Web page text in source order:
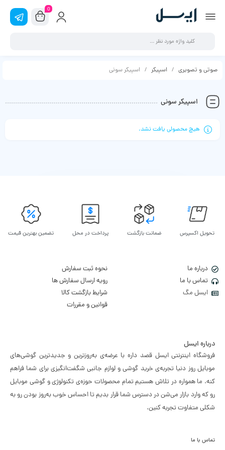
0
صوتی و تصویری اسپیکر اسپیکر سونی
اسپیکر سونی
هیچ محصولی یافت نشد.
تحویل اکسپرس ضمانت بازگشت پرداخت در محل تضمین بهترین قیمت
درباره ما
تماس با ما
ایسل مگ
نحوه ثبت سفارش
رویه ارسال سفارش ها
شرایط بازگشت کالا
قوانین و مقررات
درباره ایسل
فروشگاه اینترنتی ایسل قصد داره با عرضه‌ی به‌روزترین و جدیدترین گوشی‌های
موبایل روز دنیا تجربه‌ی خرید گوشی و لوازم جانبی شگفت‌انگیزی برای شما فراهم
کنه. ما همواره در تلاش هستیم تمام محصولات حوزه‌ی تکنولوژی و گوشی موبایل
رو که وارد بازار می‌شن در دسترس شما قرار بدیم تا احساس خوب به‌روز بودن رو به
شکلی متفاوت تجربه کنین.
تماس با ما